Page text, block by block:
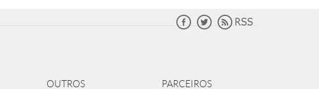
OUTROS PARCEIROS